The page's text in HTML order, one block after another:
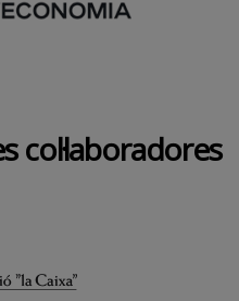
col·laboradores